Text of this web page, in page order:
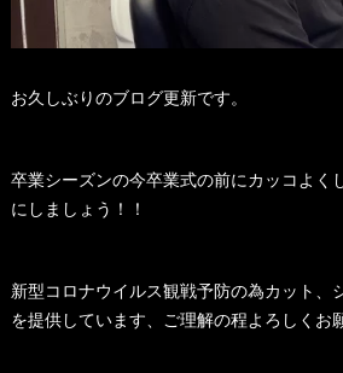
お久しぶりのブログ更新です。
卒業シーズンの今卒業式の前にカッコよく
にしましょう！！
新型コロナウイルス観戦予防の為カット、
を提供しています、ご理解の程よろしくお